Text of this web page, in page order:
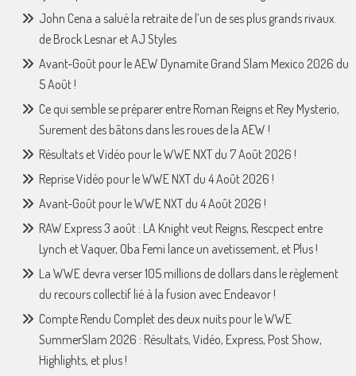
John Cena a salué la retraite de l’un de ses plus grands rivaux.
de Brock Lesnar et AJ Styles
Avant-Goût pour le AEW Dynamite Grand Slam Mexico 2026 du
5 Août !
Ce qui semble se préparer entre Roman Reigns et Rey Mysterio,
Surement des bâtons dans les roues de la AEW !
Résultats et Vidéo pour le WWE NXT du 7 Août 2026 !
Reprise Vidéo pour le WWE NXT du 4 Août 2026 !
Avant-Goût pour le WWE NXT du 4 Août 2026 !
RAW Express 3 août : LA Knight veut Reigns, Rescpect entre
Lynch et Vaquer, Oba Femi lance un avetissement, et Plus !
La WWE devra verser 105 millions de dollars dans le règlement
du recours collectif lié à la fusion avec Endeavor !
Compte Rendu Complet des deux nuits pour le WWE
SummerSlam 2026 : Résultats, Vidéo, Express, Post Show,
Highlights, et plus !